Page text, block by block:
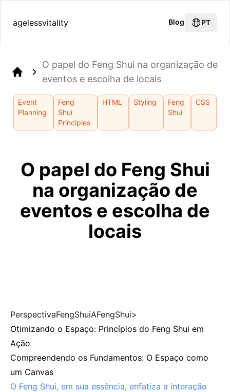
agelessvitality Blog PT
O papel do Feng Shui na organização de
eventos e escolha de locais
Event
Planning
Feng
Shui
Principles
HTML Styling
Feng
Shui
CSS
O papel do Feng Shui
na organização de
eventos e escolha de
locais
PerspectivaFengShuiAFengShui>
Otimizando o Espaço: Princípios do Feng Shui em
Ação
Compreendendo os Fundamentos: O Espaço como
um Canvas
O Feng Shui, em sua essência, enfatiza a interação